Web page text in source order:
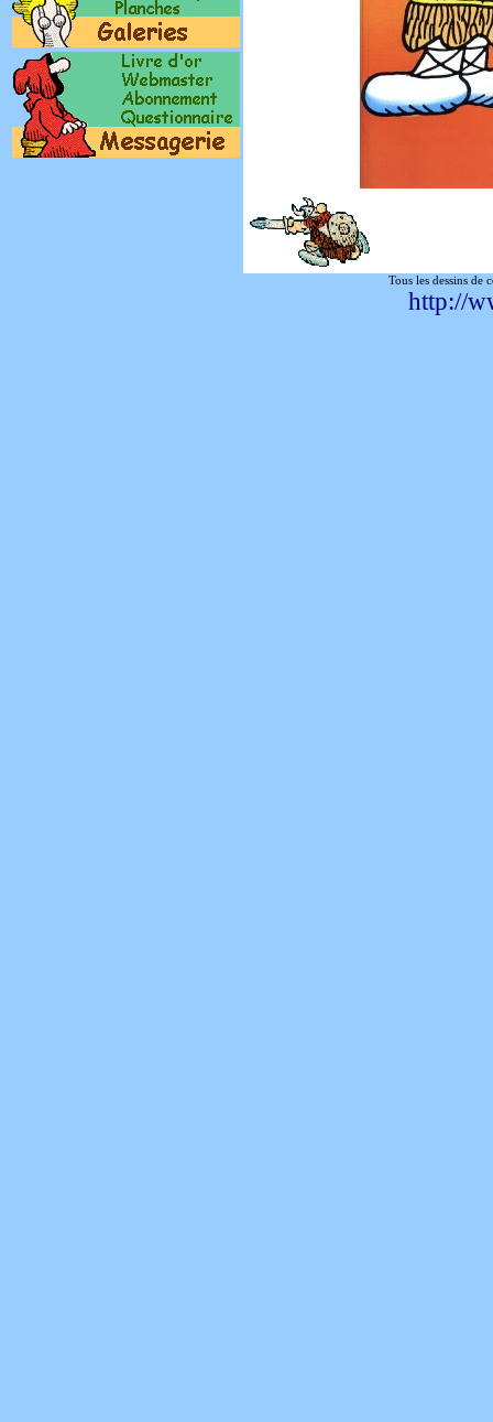
Tous les dessins de
http://